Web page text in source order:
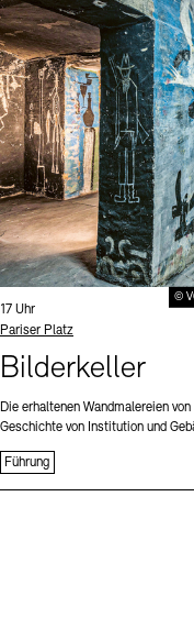
Stellenangebote
Nachhaltigkeit
Digitale Sammlungen
©
Uhrzeit:
17 Uhr
Standort
Pariser Platz
Bilderkeller
Die erhaltenen Wandmalereien
Geschichte von Institution und
Führung